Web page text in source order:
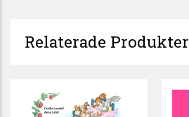
Relaterade Produkter